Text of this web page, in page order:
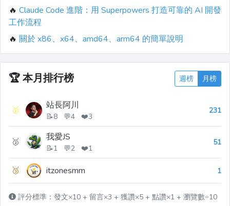
🔥 Claude Code 進階：用 Superpowers 打造可靠的 AI 開發
工作流程
🔥 關於 x86、x64、amd64、arm64 的簡單說明
🏆本月排行榜 週榜 月榜
🥇 站長阿川
📝8 💬4 ❤️3
231
🥈 我愛JS
📝1 💬2 ❤️1
51
🥉 itzonesmm 1
評分標準：發文×10 + 留言×3 + 獲讚×5 + 點讚×1 + 瀏覽數÷10